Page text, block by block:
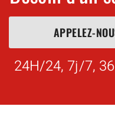
APPELEZ-
24H/24, 7j/7,